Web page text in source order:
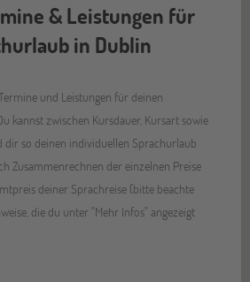
& Leistungen für
in Dublin
und Leistungen für deinen
kannst zwischen Kursdauer, Kursart sowie
so deinen individuellen Sprachurlaub
Zusammenrechnen der einzelnen Preise
deiner Sprachreise (bitte beachte
die du unter "Mehr Infos" angezeigt